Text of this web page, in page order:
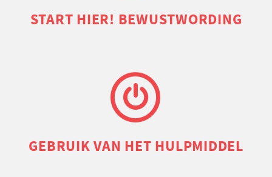
START HIER! BEWUSTWORDING
GEBRUIK VAN HET HULPMIDDEL